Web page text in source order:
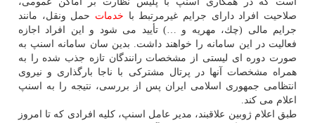
صلاحیت افراد دارای جرایم غیرمرتبط با خدمات حمل ونقل، مانند
جرایم مالی (چك، مهریه و …) تأیید می شود و این افراد اجازه
فعالیت در این سامانه را خواهند داشت. بدین سان سامانه اسنپ به
صورت دوره ای لیستی از مشخصات رانندگان تازه جذب شده را به
همراه مشخصات آنها در پرتال مشتركی با ناجا بارگذاری و نیروی
انتظامی جمهوری اسلامی ایران پس از بررسی، نتیجه را به اسنپ
اعلام می كند.
طبق اعلام ژوبین علاقبند، مدیر عامل اسنپ، كلیه افرادی كه تا امروز